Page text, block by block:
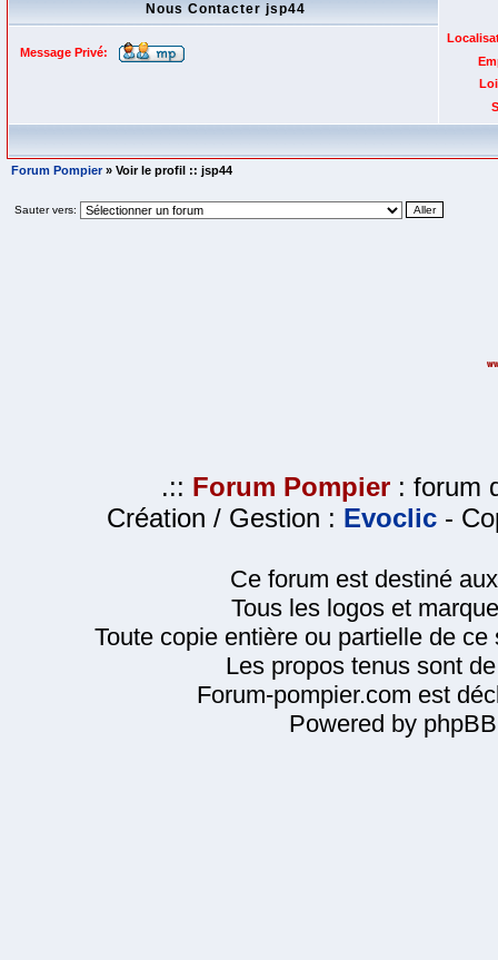
Nous Contacter jsp44
Message Privé:
Forum Pompier» Voir le profil :: jsp44
Sauter vers:
.:: Forum Pompier : forum
Création / Gestion : Evoclic -
Ce forum est destiné
Tous les logos et
Toute copie entière ou partielle de
Les propos tenus sont
Forum-pompier.com est
Powered by